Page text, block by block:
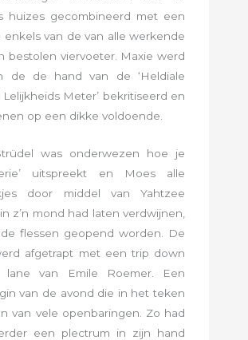
huizes gecombineerd met een
enkels van de van alle werkende
bestolen viervoeter. Maxie werd
de de hand van de ‘Heldiale
Meter’ bekritiseerd en
op een dikke voldoende.
was onderwezen hoe je
uitspreekt en Moes alle
door middel van Yahtzee
z’n mond had laten verdwijnen,
flessen geopend worden. De
afgetrapt met een trip down
lane van Emile Roemer. Een
van de avond die in het teken
van vele openbaringen. Zo had
een plectrum in zijn hand